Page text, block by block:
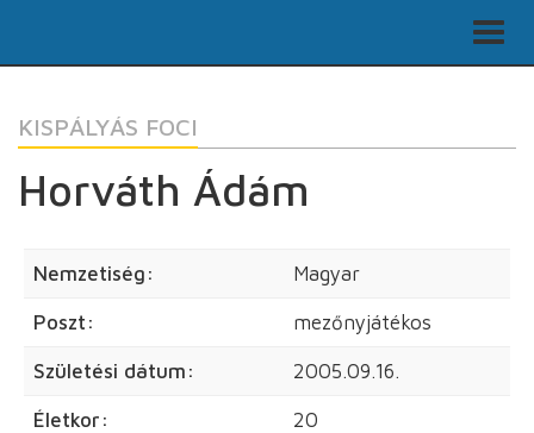
KISPÁLYÁS FOCI
Horváth Ádám
Nemzetiség: Magyar
Poszt: mezőnyjátékos
Születési dátum: 2005.09.16.
Életkor: 20